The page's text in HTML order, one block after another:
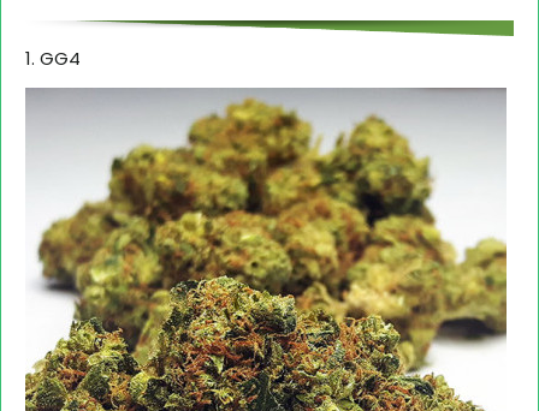
1. GG4